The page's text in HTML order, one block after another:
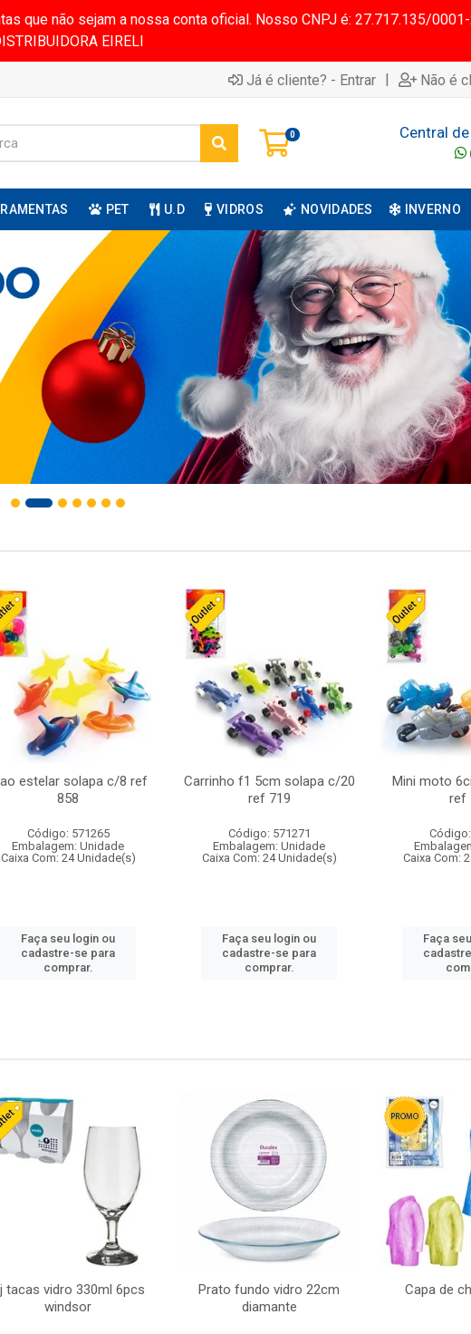
que não sejam a nossa conta oficial. Nosso CNPJ é: 27.717.135/0001-
EIRELI
Já é cliente? - Entrar | Não é
0 Central
PET U.D VIDROS NOVIDADES INVERNO
estelar solapa c/8 ref
858
Código: 571265
Embalagem: Unidade
Caixa Com: 24 Unidade(s)
Faça seu login ou
cadastre-se para
comprar.
Carrinho f1 5cm solapa c/20
ref 719
Código: 571271
Embalagem: Unidade
Caixa Com: 24 Unidade(s)
Faça seu login ou
cadastre-se para
comprar.
Mini moto
ref
Caixa Com:
Faça
tacas vidro 330ml 6pcs
windsor
Prato fundo vidro 22cm
diamante
Capa de